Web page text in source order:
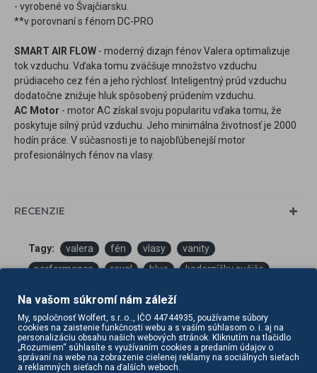
- vyrobené vo Švajčiarsku.
**v porovnaní s fénom DC-PRO
SMART AIR FLOW - moderný dizajn fénov Valera optimalizuje
tok vzduchu. Vďaka tomu zväčšuje množstvo vzduchu
prúdiaceho cez fén a jeho rýchlosť. Inteligentný prúd vzduchu
dodatočne znižuje hluk spôsobený prúdením vzduchu.
AC Motor - motor AC získal svoju popularitu vďaka tomu, že
poskytuje silný prúd vzduchu. Jeho minimálna životnosť je 2000
hodín práce. V súčasnosti je to najobľúbenejší motor
profesionálnych fénov na vlasy.
RECENZIE
Tagy: valera fén vlasy
vanity
performance
royal blue
kaderníčky sušiče
Na vašom súkromí nám záleží
My, spoločnosť Wolfert, s.r..o.., IČO 44744935, používame súbory
cookies na zaistenie funkčnosti webu a s vaším súhlasom o. i. aj na
personalizáciu obsahu našich webových stránok. Kliknutím na tlačidlo
„Rozumiem“ súhlasíte s využívaním cookies a predaním údajov o
správaní na webe na zobrazenie cielenej reklamy na sociálnych sieťach
a reklamných sieťach na ďalších weboch.